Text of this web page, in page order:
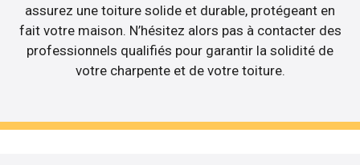
assurez une toiture solide et durable, protégeant en
fait votre maison. N’hésitez alors pas à contacter des
professionnels qualifiés pour garantir la solidité de
votre charpente et de votre toiture.